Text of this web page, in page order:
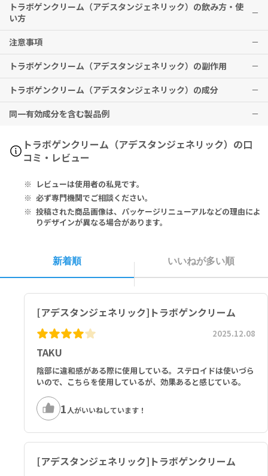
■白癬：体部白癬（斑状小水疱性白癬、頑癬）、股部白癬（頑癬）、
足部白癬（汗疱状白癬）
■カンジダ症：指間びらん症、間擦疹、乳児寄生菌性紅斑、爪囲炎、
外陰カンジダ症、皮膚カンジダ症
■癜風
※効果には個人差がありますことを予めご了承ください。
トラボゲンクリーム（アデスタンジェネリック）の飲み方・使
い方
1日2～3回患部に塗布してください。
注意事項
安心して使用するために、パッチテストを行ってください。
肌に異常があらわれた場合は、使用を中止してください。
本剤は外用としてのみお使いください。
水虫の薬でカブレを起こしたことのある人は、医師に伝えてくださ
市販の水虫薬を使用していた場合は、医師に伝えてください。検査で
菌が見つけにくいことがあります。
トラボゲンクリーム（アデスタンジェネリック）の副作用
赤みやかぶれが生じた際は、直ちに使用を中止し、医師の診察をお受
けください。
トラボゲンクリーム（アデスタンジェネリック）の成分
1g Contains: Isoconazole Nitrate 10mg
1g中：イソコナゾール硝酸塩 10mg
同一有効成分を含む製品例
アデスタン（バイエル薬品）
トラボゲンクリーム（アデスタンジェネリック）の口
コミ・レビュー
レビューは使用者の私見です。
必ず専門機関でご相談ください。
投稿された商品画像は、パッケージリニューアルなどの理由によ
りデザインが異なる場合があります。
新着順 いいねが多い順
[アデスタンジェネリック]トラボゲンクリーム
TAKU
2025.12.08
陰部に違和感がある際に使用している。ステロイドは使いづら
いので、こちらを使用しているが、効果あると感じている。
1 人がいいねしています！
[アデスタンジェネリック]トラボゲンクリーム